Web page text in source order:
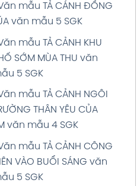
bài TẬP LÀM VĂN:
TẬP TẢ CẢNH giải
Việt 5 tập 1 Trang 34
3: VIỆT NAM - TỔ
EM giải Tiếng Việt 5
1 Trang 25
4: CÁNH CHIM HÒA
giải Tiếng Việt 5 tập 1
36
5: CÁNH CHIM HÒA
mẫu TẢ CÁNH ĐỒNG
văn mẫu 5 SGK
mẫu TẢ CẢNH KHU
SỚM MÙA THU văn
5 SGK
mẫu TẢ CẢNH NGÔI
THÂN YÊU CỦA
văn mẫu 4 SGK
mẫu TẢ CẢNH CÔNG
VÀO BUỔI SÁNG văn
5 SGK